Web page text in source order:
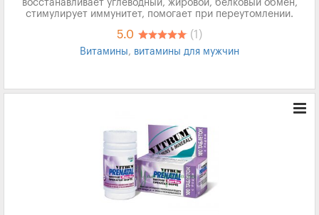
восстанавливает углеводный, жировой, белковый обмен,
стимулирует иммунитет, помогает при переутомлении.
5.0 (1)
Витамины, витамины для мужчин